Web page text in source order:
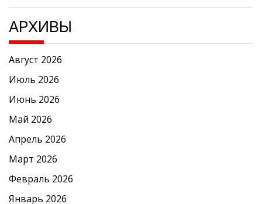
АРХИВЫ
Август 2026
Июль 2026
Июнь 2026
Май 2026
Апрель 2026
Март 2026
Февраль 2026
Январь 2026